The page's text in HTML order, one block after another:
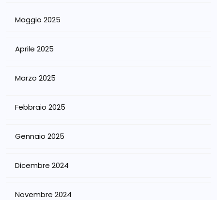
Maggio 2025
Aprile 2025
Marzo 2025
Febbraio 2025
Gennaio 2025
Dicembre 2024
Novembre 2024